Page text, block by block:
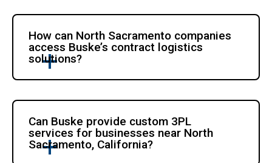
How can North Sacramento companies
access Buske’s contract logistics
solutions?
Can Buske provide custom 3PL
services for businesses near North
Sacramento, California?